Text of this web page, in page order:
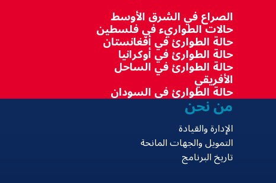
الصراع في الشرق الأوسط
حالات الطواريء في فلسطين
حالة الطوارئ في أفغانستان
حالة الطوارئ في أوكرانيا
حالة الطوارئ في الساحل
الأفريقي
حالة الطوارئ في السودان
من نحن
الإدارة والقيادة
التمويل والجهات المانحة
تاريخ البرنامج